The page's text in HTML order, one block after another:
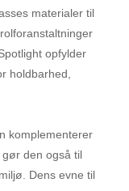
materialer til
opfylder
holdbarhed,
komplementerer
den også til
Dens evne til